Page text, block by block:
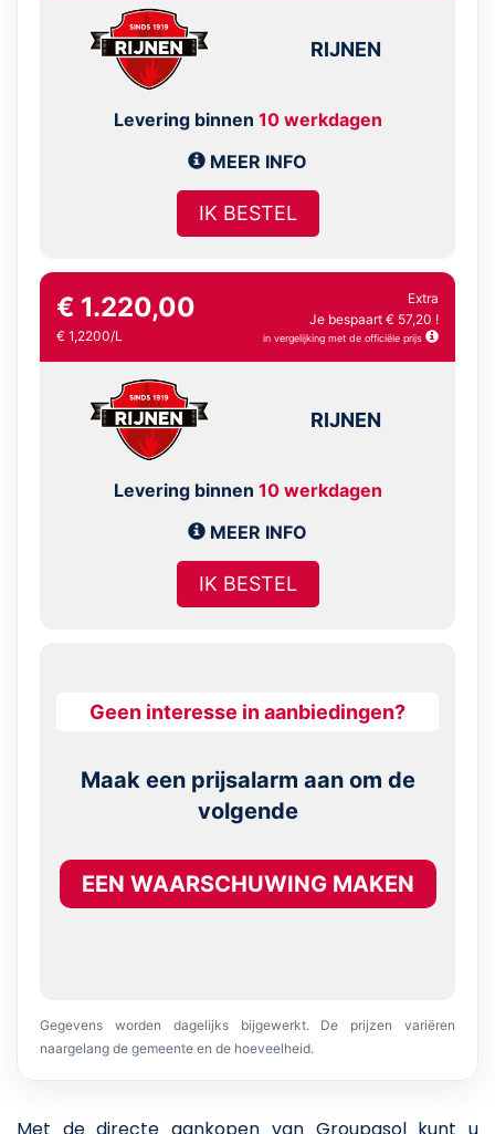
RIJNEN
Levering binnen 10 werkdagen
MEER INFO
IK BESTEL
€ 1.220,00
€ 1,2200/L
Extra
Je bespaart € 57,20 !
in vergelijking met de officiële prijs
RIJNEN
Levering binnen 10 werkdagen
MEER INFO
IK BESTEL
Geen interesse in aanbiedingen?
Maak een prijsalarm aan om de
volgende
EEN WAARSCHUWING MAKEN
Gegevens worden dagelijks bijgewerkt. De prijzen variëren
naargelang de gemeente en de hoeveelheid.
Met de directe aankopen van Groupasol kunt u